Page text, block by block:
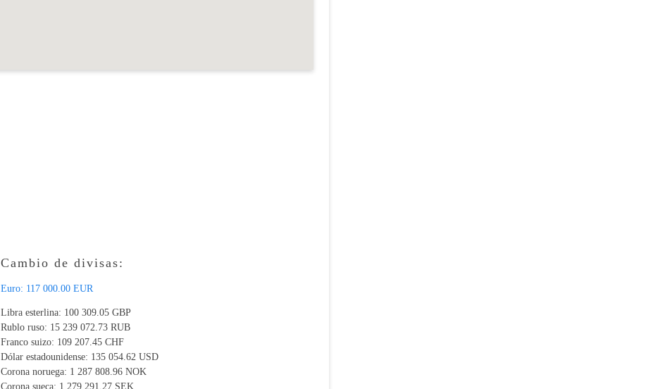
Cambio de divisas:
Euro: 117 000.00 EUR
Libra esterlina: 100 309.05 GBP
Rublo ruso: 15 239 072.73 RUB
Franco suizo: 109 207.45 CHF
Dólar estadounidense: 135 054.62 USD
Corona noruega: 1 287 808.96 NOK
Corona sueca: 1 279 291.27 SEK